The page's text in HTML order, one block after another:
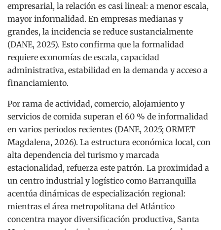
empresarial, la relación es casi lineal: a menor escala,
mayor informalidad. En empresas medianas y
grandes, la incidencia se reduce sustancialmente
(DANE, 2025). Esto confirma que la formalidad
requiere economías de escala, capacidad
administrativa, estabilidad en la demanda y acceso a
financiamiento.
Por rama de actividad, comercio, alojamiento y
servicios de comida superan el 60 % de informalidad
en varios periodos recientes (DANE, 2025; ORMET
Magdalena, 2026). La estructura económica local, con
alta dependencia del turismo y marcada
estacionalidad, refuerza este patrón. La proximidad a
un centro industrial y logístico como Barranquilla
acentúa dinámicas de especialización regional:
mientras el área metropolitana del Atlántico
concentra mayor diversificación productiva, Santa